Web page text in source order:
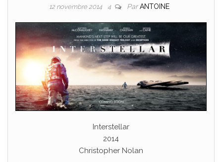
12 novembre 2014 4 ParANTOINE
Interstellar
2014
Christopher Nolan